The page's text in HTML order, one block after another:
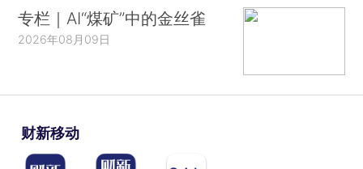
专栏｜AI“煤矿”中的金丝雀
2026年08月09日
财新移动